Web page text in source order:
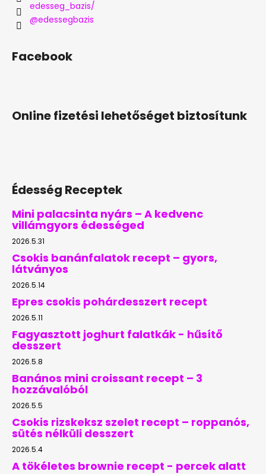
edesseg_bazis/
@edessegbazis
Facebook
Online fizetési lehetőséget biztosítunk
Édesség Receptek
Mini palacsinta nyárs – A kedvenc
villámgyors édességed
2026.5.31
Csokis banánfalatok recept – gyors,
látványos
2026.5.14
Epres csokis pohárdesszert recept
2026.5.11
Fagyasztott joghurt falatkák - hűsítő
desszert
2026.5.8
Banános mini croissant recept – 3
hozzávalóból
2026.5.5
Csokis rizskeksz szelet recept – roppanós,
sütés nélküli desszert
2026.5.4
A tökéletes brownie recept - percek alatt